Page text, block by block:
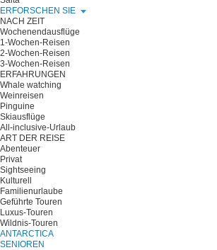
ERFORSCHEN SIE
NACH ZEIT
Wochenendausflüge
1-Wochen-Reisen
2-Wochen-Reisen
3-Wochen-Reisen
ERFAHRUNGEN
Whale watching
Weinreisen
Pinguine
Skiausflüge
All-inclusive-Urlaub
ART DER REISE
Abenteuer
Privat
Sightseeing
Kulturell
Familienurlaube
Geführte Touren
Luxus-Touren
Wildnis-Touren
ANTARCTICA
SENIOREN